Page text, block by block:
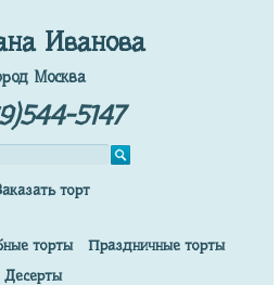
Иванова
Москва
5147
торт
торты
Праздничные торты
Десерты